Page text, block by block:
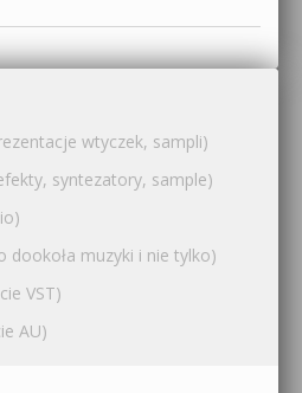
wtyczek, sampli)
syntezatory, sample)
dookoła muzyki i nie tylko)
VST)
AU)